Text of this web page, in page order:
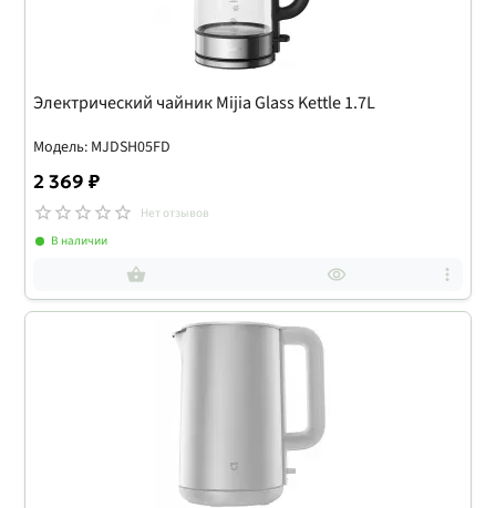
Электрический чайник Mijia Glass Kettle 1.7L
Модель: MJDSH05FD
2 369 ₽
Нет отзывов
В наличии